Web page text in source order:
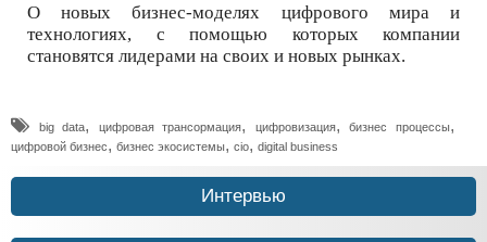
О новых бизнес-моделях цифрового мира и
технологиях, с помощью которых компании
становятся лидерами на своих и новых рынках.
big data, цифровая трансормация, цифровизация,бизнес процессы,
цифровой бизнес, бизнес экосистемы, cio, digital business
Интервью